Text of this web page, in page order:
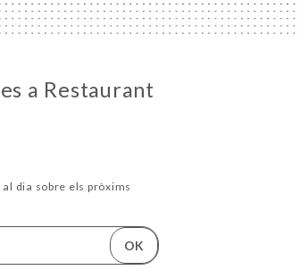
a Restaurant
dia sobre els pròxims
OK